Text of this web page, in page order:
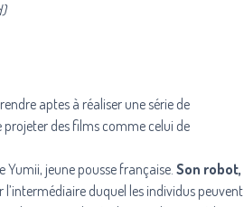
aptes à réaliser une série de
projeter des films comme celui de
Yumii, jeune pousse française. Son robot,
duquel les individus peuvent